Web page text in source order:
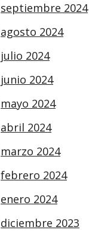
septiembre 2024
agosto 2024
julio 2024
junio 2024
mayo 2024
abril 2024
marzo 2024
febrero 2024
enero 2024
diciembre 2023